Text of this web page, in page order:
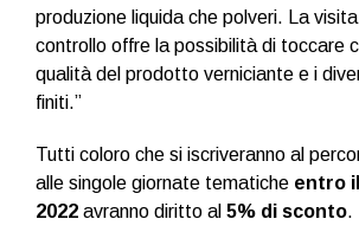
produzione liquida che polveri. La
controllo offre la possibilità di toccare
qualità del prodotto verniciante e i
finiti.”
Tutti coloro che si iscriveranno al
alle singole giornate tematiche entro
2022 avranno diritto al 5% di sconto.